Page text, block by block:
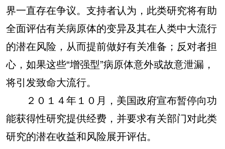
界一直存在争议。支持者认为，此类研究将有助
全面评估有关病原体的变异及其在人类中大流行
的潜在风险，从而提前做好有关准备；反对者担
心，如果这些“增强型”病原体意外或故意泄漏，
将引发致命大流行。
２０１４年１０月，美国政府宣布暂停向功
能获得性研究提供经费，并要求有关部门对此类
研究的潜在收益和风险展开评估。